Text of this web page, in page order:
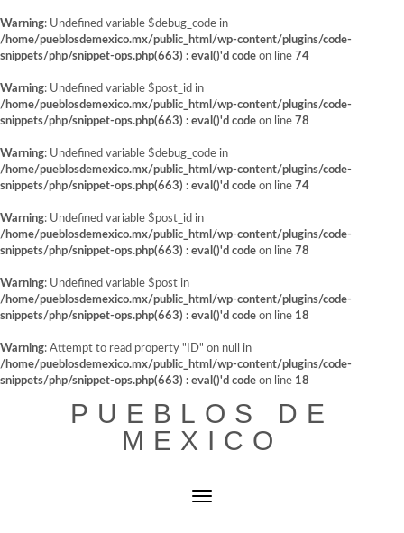
Warning: Undefined variable $debug_code in
/home/pueblosdemexico.mx/public_html/wp-content/plugins/code-
snippets/php/snippet-ops.php(663) : eval()'d code on line 74
Warning: Undefined variable $post_id in
/home/pueblosdemexico.mx/public_html/wp-content/plugins/code-
snippets/php/snippet-ops.php(663) : eval()'d code on line 78
Warning: Undefined variable $debug_code in
/home/pueblosdemexico.mx/public_html/wp-content/plugins/code-
snippets/php/snippet-ops.php(663) : eval()'d code on line 74
Warning: Undefined variable $post_id in
/home/pueblosdemexico.mx/public_html/wp-content/plugins/code-
snippets/php/snippet-ops.php(663) : eval()'d code on line 78
Warning: Undefined variable $post in
/home/pueblosdemexico.mx/public_html/wp-content/plugins/code-
snippets/php/snippet-ops.php(663) : eval()'d code on line 18
Warning: Attempt to read property "ID" on null in
/home/pueblosdemexico.mx/public_html/wp-content/plugins/code-
snippets/php/snippet-ops.php(663) : eval()'d code on line 18
PUEBLOS DE
MEXICO
Cambiar modo de navegación